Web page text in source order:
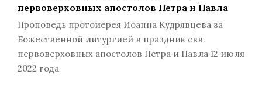
первоверховных апостолов Петра и Павла
Проповедь протоиерея Иоанна Кудрявцева за
Божественной литургией в праздник свв.
первоверховных апостолов Петра и Павла 12 июля
2022 года